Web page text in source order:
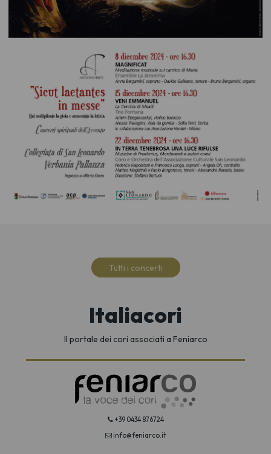
Tutti i concerti
Italiacori
Il portale dei cori associati a Feniarco
+39 0434 876724
info@feniarco.it